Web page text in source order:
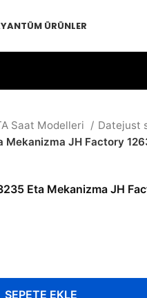
TÜM ÜRÜNLER
Saat Modelleri
Datejust
Mekanizma JH Factory
Eta Mekanizma JH
SEPETE EKLE